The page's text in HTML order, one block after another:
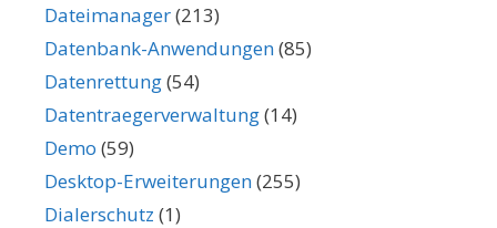
Dateimanager(213)
Datenbank-Anwendungen(85)
Datenrettung(54)
Datentraegerverwaltung(14)
Demo (59)
Desktop-Erweiterungen(255)
Dialerschutz (1)